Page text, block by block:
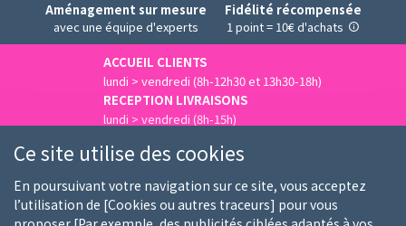
Aménagement sur mesure
avec une équipe d'experts
Fidélité récompensée
1 point = 10€ d'achats
ACCUEIL CLIENTS
lundi > vendredi (8h-12h30 et 13h30-18h)
RECEPTION LIVRAISONS
lundi > vendredi (8h-15h)
Ce site utilise des cookies
En poursuivant votre navigation sur ce site, vous acceptez
l’utilisation de [Cookies ou autres traceurs] pour vous